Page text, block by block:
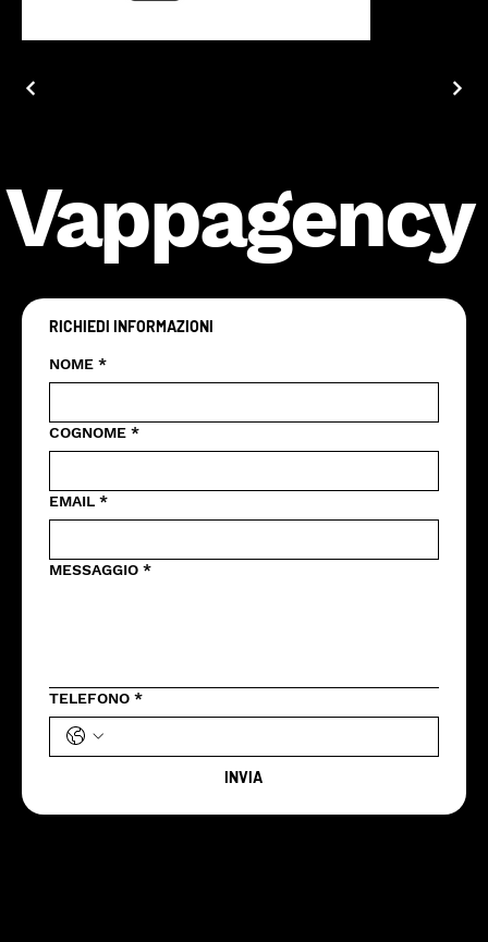
Vappagency
RICHIEDI INFORMAZIONI
NOME *
COGNOME *
EMAIL *
MESSAGGIO *
TELEFONO *
INVIA